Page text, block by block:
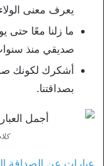
يعرف معنى
ما زلنا معًا حتى
صديقي منذ
أشكرك لكونك
بصداقتنا.